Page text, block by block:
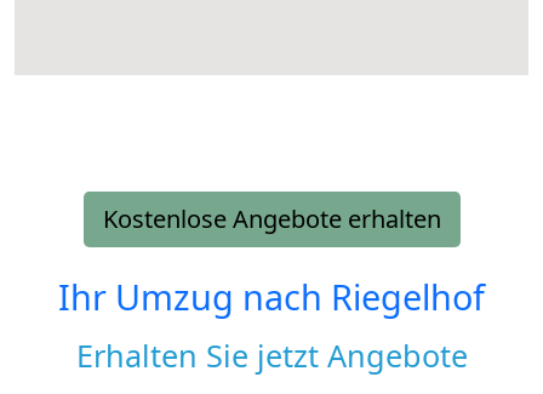
Kostenlose Angebote erhalten
Ihr Umzug nach Riegelhof
Erhalten Sie jetzt Angebote